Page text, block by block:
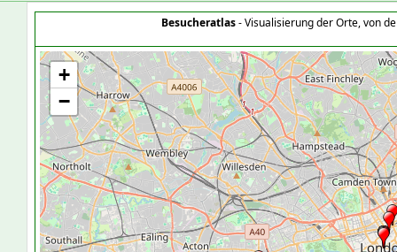
Besucheratlas- Visualisierung der Orte, von
+
−